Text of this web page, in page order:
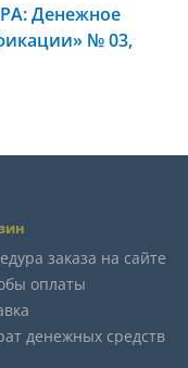
Денежное
№ 03,
заказа на сайте
оплаты
денежных средств